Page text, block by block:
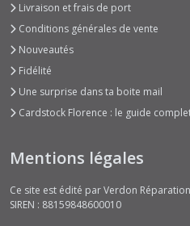
Livraison et frais de port
Conditions générales de vente
Nouveautés
Fidélité
Une surprise dans ta boite mail
Cardstock Florence : le guide
Mentions légales
Ce site est édité par Verdon
SIREN : 88159848600010